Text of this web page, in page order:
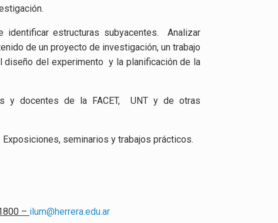
estructuras subyacentes. Analizar
de un proyecto de investigación, un trabajo
diseño del experimento y la planificación de la
y docentes de la FACET, UNT y de otras
seminarios y trabajos prácticos.
– ilum@herrera.edu.ar